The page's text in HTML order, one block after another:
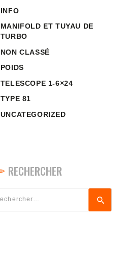
INFO
MANIFOLD ET TUYAU DE
TURBO
NON CLASSÉ
POIDS
TELESCOPE 1-6×24
TYPE 81
UNCATEGORIZED
RECHERCHER